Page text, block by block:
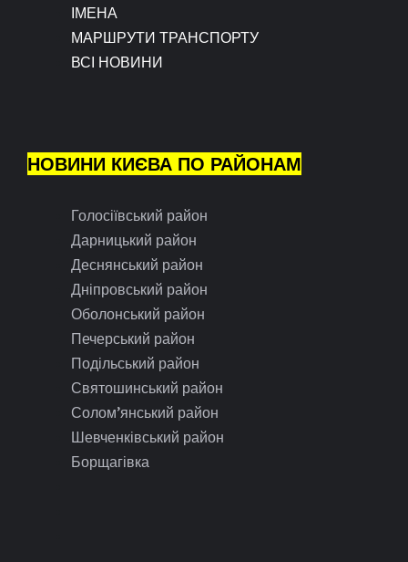
ІМЕНА
МАРШРУТИ ТРАНСПОРТУ
ВСІ НОВИНИ
НОВИНИ КИЄВА ПО РАЙОНАМ
Голосіївський район
Дарницький район
Деснянський район
Дніпровський район
Оболонський район
Печерський район
Подільський район
Святошинський район
Солом’янський район
Шевченківський район
Борщагівка